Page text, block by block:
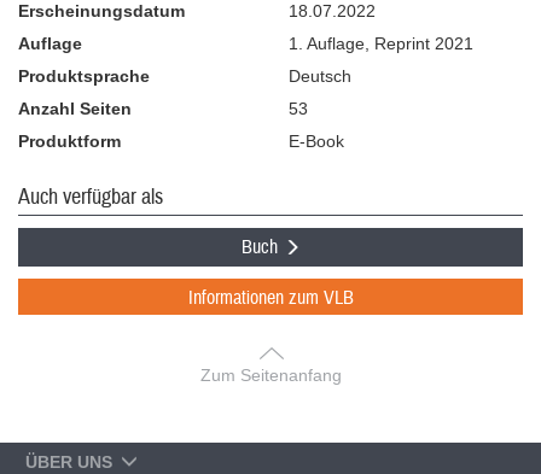
Erscheinungsdatum
18.07.2022
Auflage
1. Auflage Reprint 2021
Produktsprache
Deutsch
Anzahl Seiten
53
Produktform
E-Book
Auch verfügbar als
Buch
Informationen zum VLB
Zum Seitenanfang
ÜBER UNS